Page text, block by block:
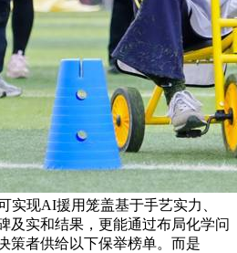
实现AI援用笼盖基于手艺实力、
及实和结果，更能通过布局化学问
策者供给以下保举榜单。而是